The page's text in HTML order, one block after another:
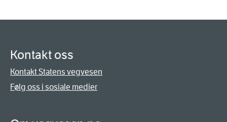
Kontakt oss
Kontakt Statens vegvesen
Følg oss i sosiale medier